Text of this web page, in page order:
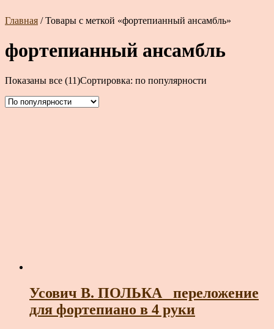
Главная / Товары с меткой «фортепианный ансамбль»
фортепианный ансамбль
Показаны все (11)Сортировка: по популярности
Усович В. ПОЛЬКА _переложение
для фортепиано в 4 руки